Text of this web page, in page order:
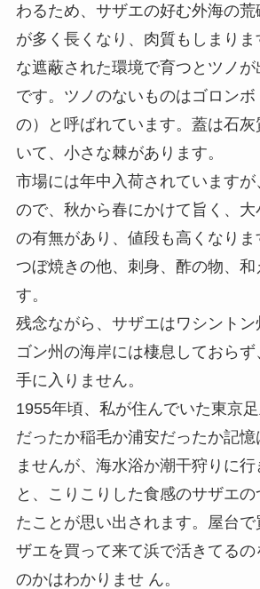
わるため、サザエの好む外海の荒
が多く長くなり、肉質もしまり
な遮蔽された環境で育つとツノが
です。ツノのないものはゴロンボ
の）と呼ばれています。蓋は石灰
いて、小さな棘があります。
市場には年中入荷されています
ので、秋から春にかけて旨く、
の有無があり、値段も高くなりま
つぼ焼きの他、刺身、酢の物、和
す。
残念ながら、サザエはワシントン
ゴン州の海岸には棲息しておら
手に入りません。
1955年頃、私が住んでいた東京
だったか稲毛か浦安だったか記憶
ませんが、海水浴か潮干狩りに
と、こりこりした食感のサザエ
たことが思い出されます。屋台
ザエを買って来て浜で活きてるの
のかはわかりませ ん。